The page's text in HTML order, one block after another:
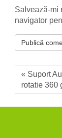
Salvează-mi
navigator
« Suport
rotatie 360